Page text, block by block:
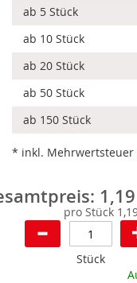
ab 5 Stück
ab 10 Stück
ab 20 Stück
ab 50 Stück
ab 150 Stück
* inkl. Mehrwertsteuer
pro Stück
Stück